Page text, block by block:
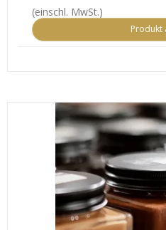
(einschl. MwSt.)
Produkt